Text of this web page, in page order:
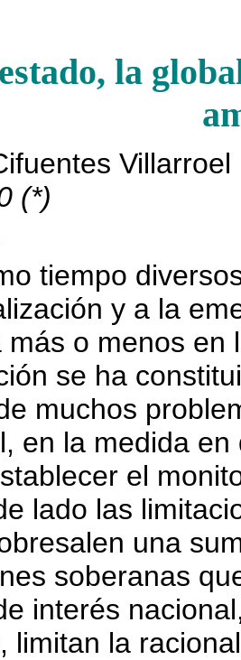
la
Villarroel
(*)
tiempo
y a la
más o menos en
se ha
muchos
en la medida
el
lado las
una
soberanas
interés
limitan la